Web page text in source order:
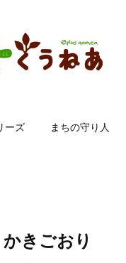
ーズ まちの守り人
きごおり